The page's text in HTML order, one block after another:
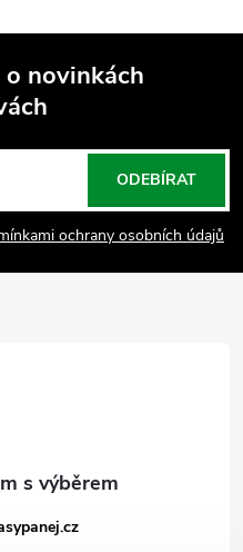
novinkách
ochrany osobních údajů
ODEBÍRAT